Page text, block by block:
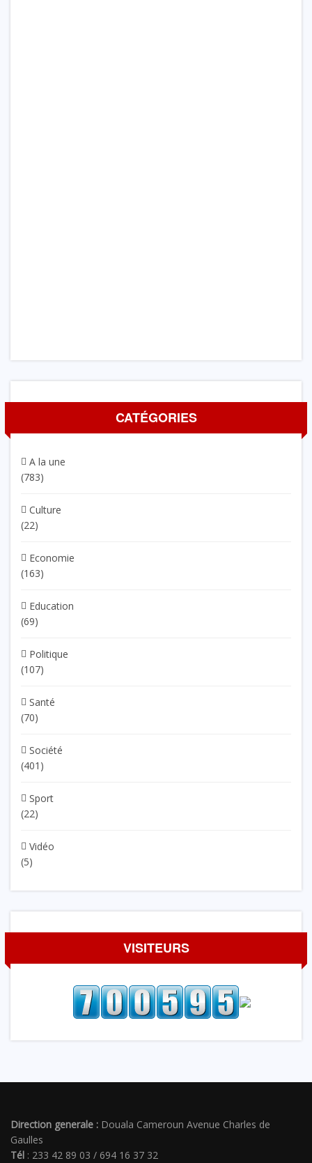
CATÉGORIES
A la une
(783)
Culture
(22)
Economie
(163)
Education
(69)
Politique
(107)
Santé
(70)
Société
(401)
Sport
(22)
Vidéo
(5)
VISITEURS
Direction generale : Douala Cameroun Avenue Charles de
Gaulles
Tél : 233 42 89 03 / 694 16 37 32